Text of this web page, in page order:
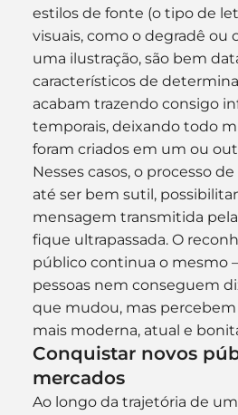
estilos de fonte (o tipo de
visuais, como o degradê ou
uma ilustração, são bem
característicos de
acabam trazendo consigo
temporais, deixando todo
foram criados em um ou
Nesses casos, o processo
até ser bem sutil,
mensagem transmitida
fique ultrapassada. O
público continua o mesmo
pessoas nem conseguem
que mudou, mas percebem
mais moderna, atual e
Conquistar novos
mercados
Ao longo da trajetória de